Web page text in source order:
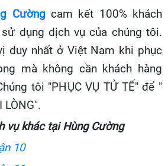
Cườngcam kết 100% khách
dụng dịch vụ của chúng tôi.
duy nhất ở Việt Nam khi phục
mà không cần khách hàng
tôi "PHỤC VỤ TỬ TẾ" để "
LÒNG".
vụ khác tại Hùng Cường
10